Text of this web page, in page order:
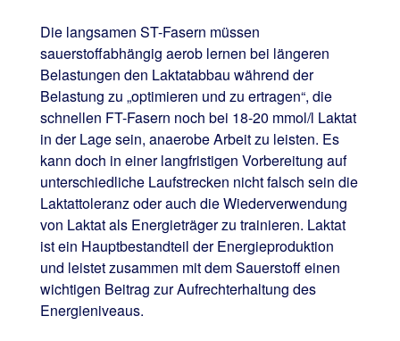
Die langsamen ST-Fasern müssen
sauerstoffabhängig aerob lernen bei längeren
Belastungen den Laktatabbau während der
Belastung zu „optimieren und zu ertragen“, die
schnellen FT-Fasern noch bei 18-20 mmol/l Laktat
in der Lage sein, anaerobe Arbeit zu leisten. Es
kann doch in einer langfristigen Vorbereitung auf
unterschiedliche Laufstrecken nicht falsch sein die
Laktattoleranz oder auch die Wiederverwendung
von Laktat als Energieträger zu trainieren. Laktat
ist ein Hauptbestandteil der Energieproduktion
und leistet zusammen mit dem Sauerstoff einen
wichtigen Beitrag zur Aufrechterhaltung des
Energieniveaus.